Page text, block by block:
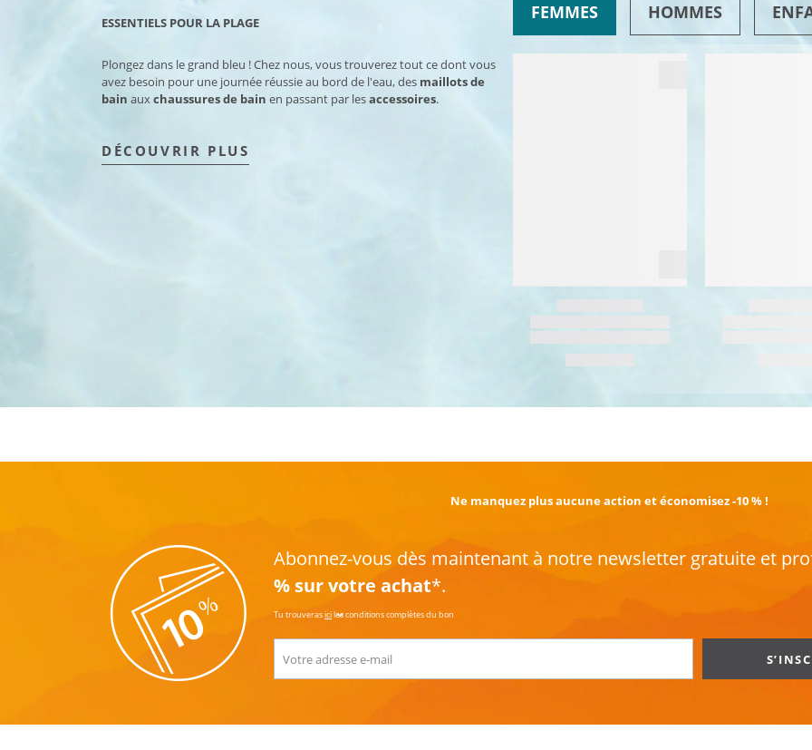
ESSENTIELS POUR LA PLAGE
Plongez dans le grand bleu ! Chez nous, vous trouverez tout ce dont vous
avez besoin pour une journée réussie au bord de l'eau, des maillots de
bain auxchaussures de bain en passant par lesaccessoires.
DÉCOUVRIR PLUS
FEMMES HOMMES
Ne manquez plus aucune action et économisez -10 % !
Abonnez-vous dès maintenant à notre newsletter gratuite et
% sur votre achat*.
Tu trouverasiciles conditions complètes du bon